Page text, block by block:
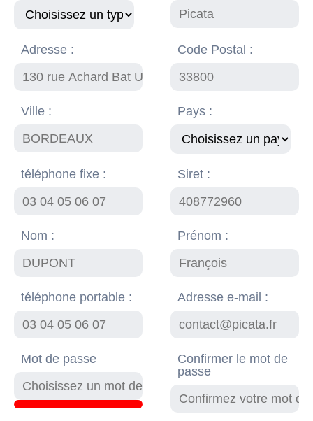
Adresse : Code Postal :
Ville : Pays :
téléphone fixe : Siret :
Nom : Prénom :
téléphone portable : Adresse e-mail :
Mot de passe
Confirmer le mot de
passe